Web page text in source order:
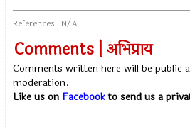
References : N/A
Comments | अभिप्राय
Comments written here will be public
moderation.
Like us on Facebookto send us a